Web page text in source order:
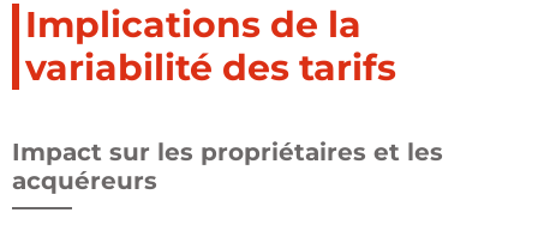
Implications de la
variabilité des tarifs
Impact sur les propriétaires et les
acquéreurs